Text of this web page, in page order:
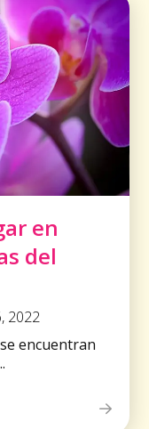
en
del
2022
encuentran